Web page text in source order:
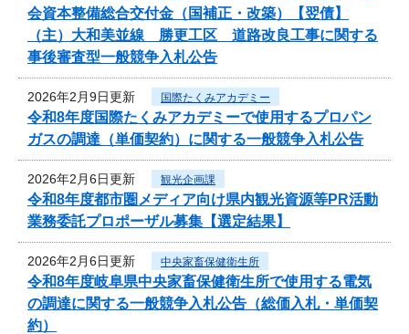
会資本整備総合交付金（国補正・改築）【翌債】
（主）大和美並線 勝更工区 道路改良工事に関する
事後審査型一般競争入札公告
2026年2月9日更新 国際たくみアカデミー
令和8年度国際たくみアカデミーで使用するプロパン
ガスの調達（単価契約）に関する一般競争入札公告
2026年2月6日更新 観光企画課
令和8年度都市圏メディア向け県内観光資源等PR活動
業務委託プロポーザル募集【選定結果】
2026年2月6日更新 中央家畜保健衛生所
令和8年度岐阜県中央家畜保健衛生所で使用する電気
の調達に関する一般競争入札公告（総価入札・単価契
約）